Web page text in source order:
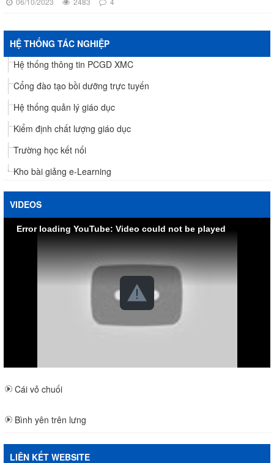
HỆ THỐNG TÁC NGHIỆP
Hệ thống thông tin PCGD XMC
Cổng đào tạo bồi dưỡng trực tuyến
Hệ thống quản lý giáo dục
Kiểm định chất lượng giáo dục
Trường học kết nối
Kho bài giảng e-Learning
VIDEOS
Error loading YouTube: Video could not be played
Cái vỏ chuối
Bình yên trên lưng
LIÊN KẾT WEBSITE